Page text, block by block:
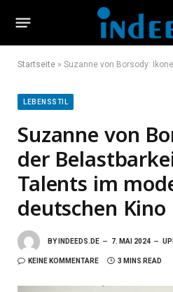
Startseite » Suzanne von Borsody: Ikone der
LEBENSSTIL
Suzanne von
der
Talents im
deutschen Kino
BY INDEEDS.DE 7. MAI 2024
KEINE KOMMENTARE 3 MINS READ